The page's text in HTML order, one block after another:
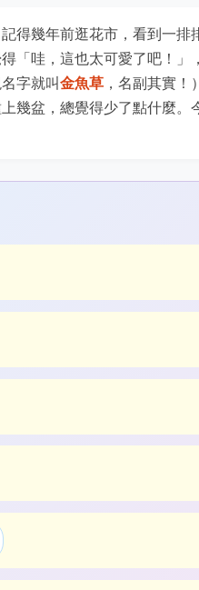
得幾年前逛花市，看到一排
「哇，這也太可愛了吧！」
字就叫金魚草 ，名副其實！
幾盆，總覺得少了點什麼。